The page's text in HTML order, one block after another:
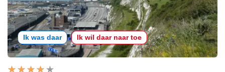
Ik was daar Ik wil daar naar toe